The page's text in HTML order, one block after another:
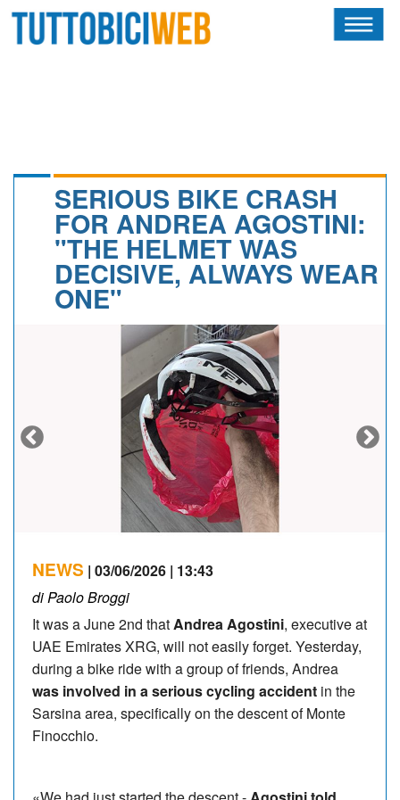
CALENDARIO
ALBI D'ORO
SERIOUS BIKE CRASH
FOR ANDREA AGOSTINI:
"THE HELMET WAS
DECISIVE, ALWAYS WEAR
ONE"
NEWS | 03/06/2026 | 13:43
di Paolo Broggi
It was a June 2nd thatAndrea Agostini, executive at
UAE Emirates XRG, will not easily forget. Yesterday,
during a bike ride with a group of friends, Andrea
was involved in a serious cycling accident in the
Sarsina area, specifically on the descent of Monte
Finocchio.